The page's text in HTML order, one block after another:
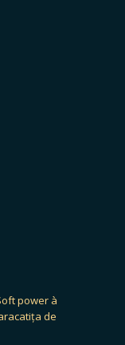
power à
de